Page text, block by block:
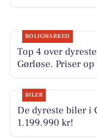
BOLIGMARKED
Top 4 over
Gørløse. Priser
BILER
De dyreste biler i
1.199.990 kr!